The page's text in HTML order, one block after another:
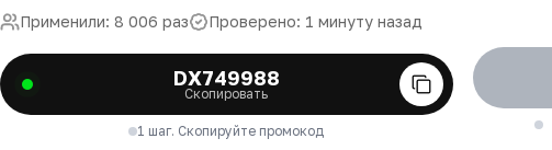
Применили: 8 006 раз Проверено: 1 минуту назад
DX749988
Скопировать
1 шаг. Скопируйте промокод